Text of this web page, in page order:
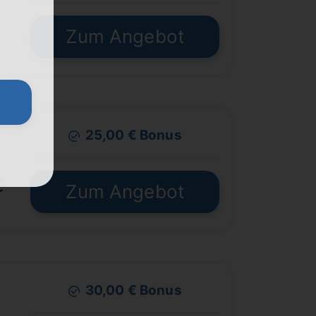
Zum Angebot
25,00 € Bonus
Zum Angebot
30,00 € Bonus